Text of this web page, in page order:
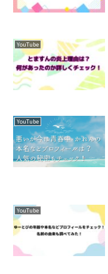
YouTube
YouTube
YouTube